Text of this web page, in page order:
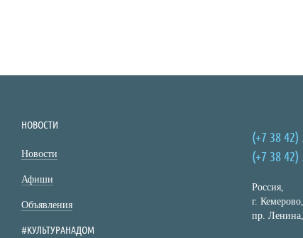
НОВОСТИ
Новости
Афиши
Объявления
#КУЛЬТУРАНАДОМ
(+7 38 42)
(+7 38 42)
Россия,
г. Кемерово,
пр.